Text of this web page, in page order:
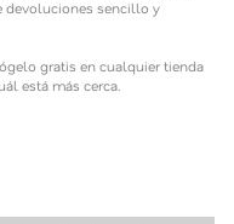
entre nuestras tiendas
devoluciones sencillo y
gratis en cualquier tienda
está más cerca.